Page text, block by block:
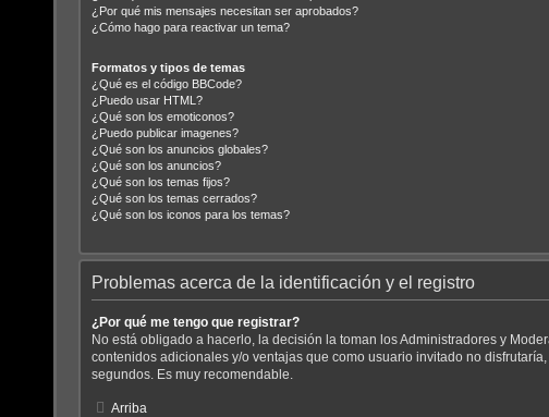
¿Por qué mis mensajes necesitan ser aprobados?
¿Cómo hago para reactivar un tema?
Formatos y tipos de temas
¿Qué es el código BBCode?
¿Puedo usar HTML?
¿Qué son los emoticonos?
¿Puedo publicar imagenes?
¿Qué son los anuncios globales?
¿Qué son los anuncios?
¿Qué son los temas fijos?
¿Qué son los temas cerrados?
¿Qué son los iconos para los temas?
Problemas acerca de la identificación y el registro
¿Por qué me tengo que registrar?
No está obligado a hacerlo, la decisión la toman los Administradores y
contenidos adicionales y/o ventajas que como usuario invitado no
segundos. Es muy recomendable.
Arriba